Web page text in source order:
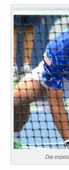
Dia